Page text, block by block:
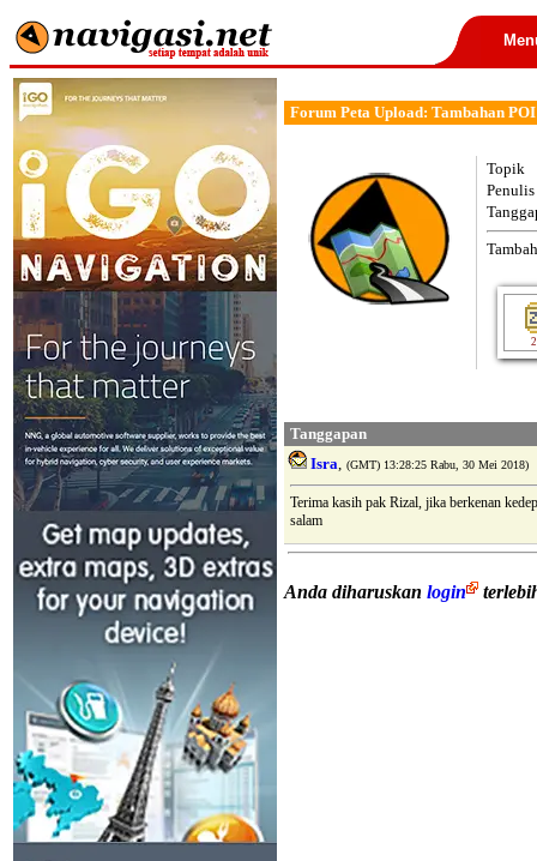
Forum Peta Upload: Tambahan
Topik
Penulis
Tanggapan
Isra, (GMT) 13:28:25 Rabu, 30 Mei 2018)
Terima kasih pak Rizal, jika berkenan
salam
Anda diharuskan login